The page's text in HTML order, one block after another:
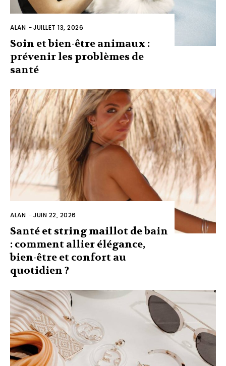
ALAN -JUILLET 13, 2026
Soin et bien-être animaux :
prévenir les problèmes de
santé
ALAN -JUIN 22, 2026
Santé et string maillot de bain
: comment allier élégance,
bien-être et confort au
quotidien ?